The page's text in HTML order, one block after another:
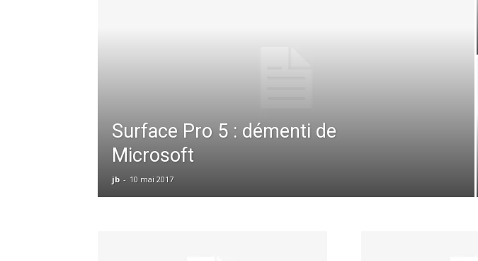
Surface Pro 5 : démenti de
Microsoft
jb - 10 mai 2017